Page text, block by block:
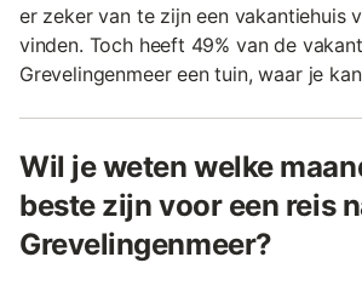
er zeker van te zijn een vakantiehuis
vinden. Toch heeft 49% van de
Grevelingenmeer een tuin, waar je
Wil je weten welke
beste zijn voor een reis
Grevelingenmeer?